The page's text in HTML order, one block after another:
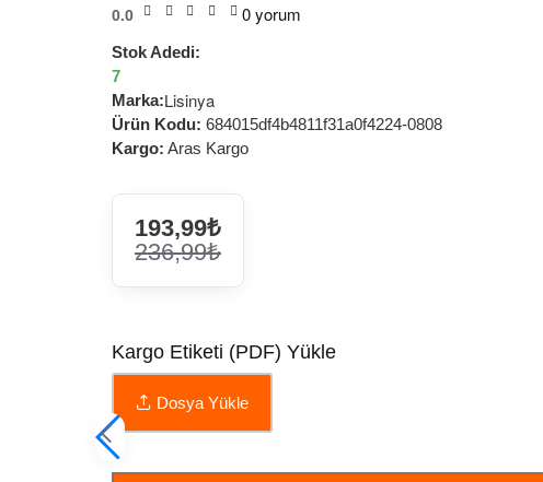
0.0 0 yorum
Stok Adedi:
7
Marka:Lisinya
Ürün Kodu: 684015df4b4811f31a0f4224-0808
Kargo: Aras Kargo
193,99₺
236,99₺
Kargo Etiketi (PDF) Yükle
Dosya Yükle